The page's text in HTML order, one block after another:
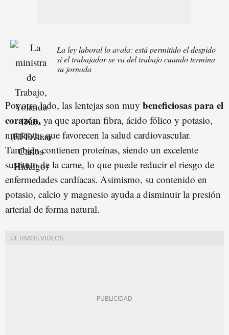
La ley laboral lo avala: está permitido el despido
si el trabajador se va del trabajo cuando termina
su jornada
Por otro lado, las lentejas son muy beneficiosas para el
corazón, ya que aportan fibra, ácido fólico y potasio,
nutrientes que favorecen la salud cardiovascular.
También contienen proteínas, siendo un excelente
sustituto de la carne, lo que puede reducir el riesgo de
enfermedades cardíacas. Asimismo, su contenido en
potasio, calcio y magnesio ayuda a disminuir la presión
arterial de forma natural.